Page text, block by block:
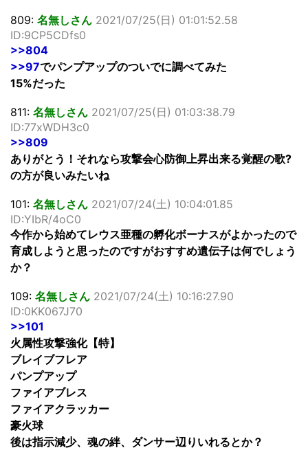
809: 名無しさん 2021/07/25(日) 01:01:52.58
ID:9CP5CDfs0
>>804
>>97でパンプアップのついでに調べてみた
15%だった
811: 名無しさん 2021/07/25(日) 01:03:38.79
ID:77xWDH3c0
>>809
ありがとう！それなら攻撃会心防御上昇出来る覚醒の歌?
の方が良いみたいね
101: 名無しさん 2021/07/24(土) 10:04:01.85
ID:YIbR/4oC0
今作から始めてレウス亜種の孵化ボーナスがよかったので
育成しようと思ったのですがおすすめ遺伝子は何でしょう
か？
109: 名無しさん 2021/07/24(土) 10:16:27.90
ID:0KK067J70
>>101
火属性攻撃強化【特】
ブレイブフレア
パンプアップ
ファイアブレス
ファイアクラッカー
豪火球
後は指示減少、魂の絆、ダンサー辺りいれるとか？